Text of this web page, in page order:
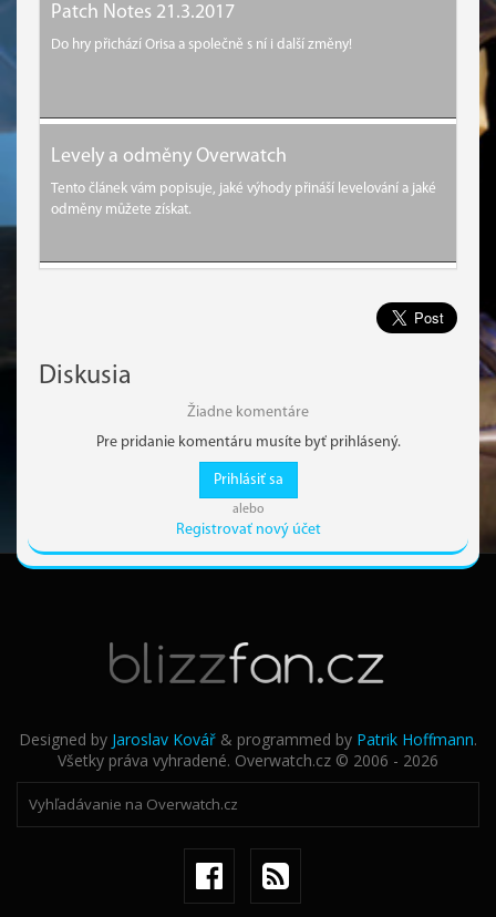
Patch Notes 21.3.2017
Do hry přichází Orisa a společně s ní i další změny!
Levely a odměny Overwatch
Tento článek vám popisuje, jaké výhody přináší levelování a jaké
odměny můžete získat.
Diskusia
Žiadne komentáre
Pre pridanie komentáru musíte byť prihlásený.
Prihlásiť sa
alebo
Registrovať nový účet
Designed by Jaroslav Kovář & programmed by Patrik Hoffmann.
Všetky práva vyhradené. Overwatch.cz © 2006 - 2026